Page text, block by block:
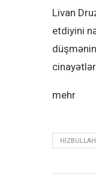
Livan
etdiyini
mehr
HIZBULLAH